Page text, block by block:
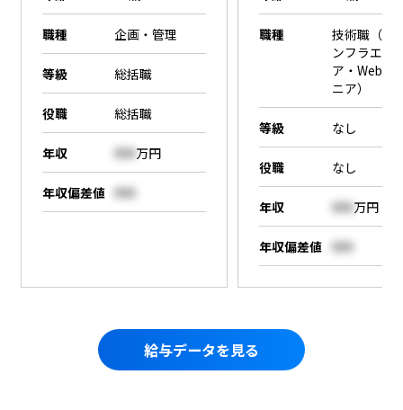
職種 企画・管理
等級 総括職
役職 総括職
年収 000万円
年収偏差値 000
職種
技術職（SE
ンフラエン
ア・Webエ
ニア）
等級 なし
役職 なし
年収 000万円
年収偏差値 000
給与データを見る